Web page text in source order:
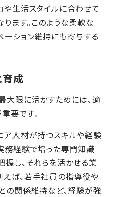
や生活スタイルに合わせて
ます。このような柔軟な
ーション維持にも寄与する
育成
大限に活かすためには、適
要です。
ア人材が持つスキルや経験
務経験で培った専門知識
し、それらを活かせる業
えば、若手社員の指導役や
の関係維持など、経験が強